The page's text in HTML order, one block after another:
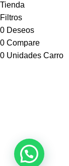
Tienda
Filtros
0 Deseos
0 Compare
0 Unidades Carro